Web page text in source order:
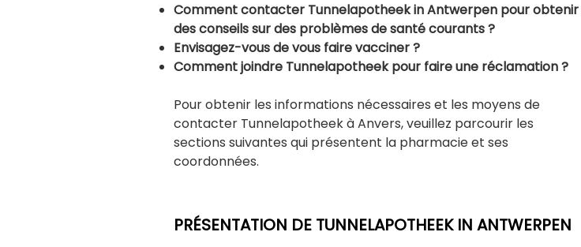
Comment contacter Tunnelapotheek in Antwerpen pour obtenir
des conseils sur des problèmes de santé courants ?
Envisagez-vous de vous faire vacciner ?
Comment joindre Tunnelapotheek pour faire une réclamation ?
Pour obtenir les informations nécessaires et les moyens de
contacter Tunnelapotheek à Anvers, veuillez parcourir les
sections suivantes qui présentent la pharmacie et ses
coordonnées.
PRÉSENTATION DE TUNNELAPOTHEEK IN ANTWERPEN